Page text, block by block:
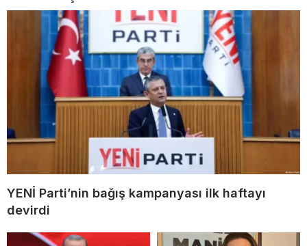
YENİ Parti’nin bağış kampanyası ilk haftayı
devirdi